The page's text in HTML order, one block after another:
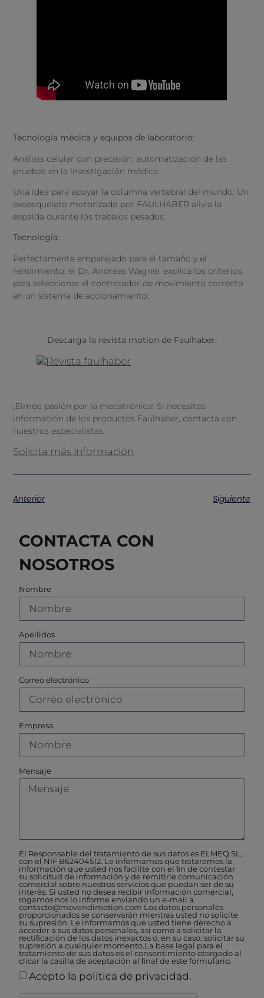
Tecnología médica y equipos de laboratorio:
Análisis celular con precisión: automatización de las
pruebas en la investigación médica.
Una idea para apoyar la columna vertebral del mundo: Un
exoesqueleto motorizado por FAULHABER alivia la
espalda durante los trabajos pesados.
Tecnología:
Perfectamente emparejado para el tamaño y el
rendimiento: el Dr. Andreas Wagner explica los criterios
para seleccionar el controlador de movimiento correcto
en un sistema de accionamiento.
Descarga la revista motion de Faulhaber:
¡Elmeq pasión por la mecatrónica! Si necesitas
información de los productos Faulhaber, contacta con
nuestros especialistas.
Solicita más información
Anterior Siguiente
CONTACTA CON
NOSOTROS
Nombre
Apellidos
Correo electrónico
Empresa
Mensaje
El Responsable del tratamiento de sus datos es ELMEQ SL,
con el NIF B62404512. Le informamos que trataremos la
información que usted nos facilite con el ﬁn de contestar
su solicitud de información y de remitirle comunicación
comercial sobre nuestros servicios que puedan ser de su
interés. Si usted no desea recibir información comercial,
rogamos nos lo informe enviando un e-mail a
contacto@movendimotion.com Los datos personales
proporcionados se conservarán mientras usted no solicite
su supresión. Le informamos que usted tiene derecho a
acceder a sus datos personales, así como a solicitar la
rectiﬁcación de los datos inexactos o, en su caso, solicitar su
supresión a cualquier momento.La base legal para el
tratamiento de sus datos es el consentimiento otorgado al
clicar la casilla de aceptación al ﬁnal de este formulario.
Acepto la política de privacidad.